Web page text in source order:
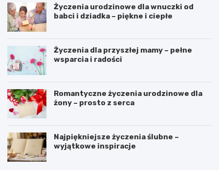
Życzenia urodzinowe dla wnuczki od
babci i dziadka – piękne i ciepłe
Życzenia dla przyszłej mamy – pełne
wsparcia i radości
Romantyczne życzenia urodzinowe dla
żony – prosto z serca
Najpiękniejsze życzenia ślubne –
wyjątkowe inspiracje